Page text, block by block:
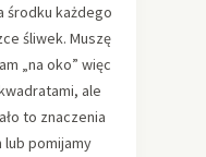
środku każdego
śliwek. Muszę
„na oko” więc
ale
to znaczenia
lub pomijamy